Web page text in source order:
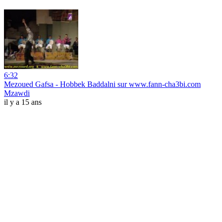
6:32
Mezoued Gafsa - Hobbek Baddalni sur www.fann-cha3bi.com
Mzawdi
il y a 15 ans